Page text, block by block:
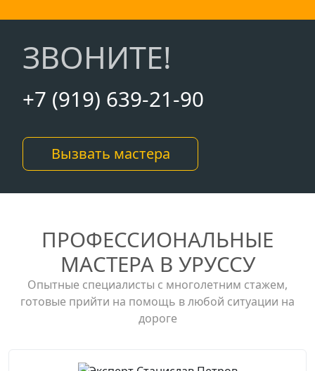
ЗВОНИТЕ!
+7 (919) 639-21-90
Вызвать мастера
ПРОФЕССИОНАЛЬНЫЕ
МАСТЕРА В УРУССУ
Опытные специалисты с многолетним стажем,
готовые прийти на помощь в любой ситуации на
дороге